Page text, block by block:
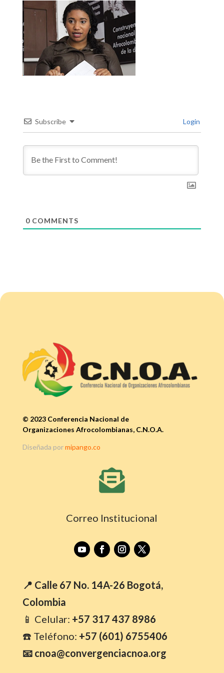
Subscribe Login
0COMMENTS
© 2023 Conferencia Nacional de
Organizaciones Afrocolombianas, C.N.O.A.
Diseñada pormipango.co

Correo Institucional
📍 Calle 67 No. 14A-26 Bogotá,
Colombia
📱 Celular: +57 317 437 8986
☎️ Teléfono: +57 (601) 6755406
📧 cnoa@convergenciacnoa.org